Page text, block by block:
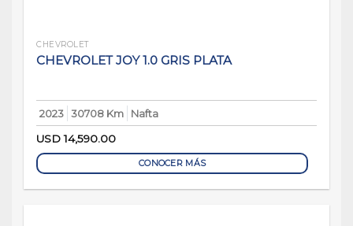
CHEVROLET
CHEVROLET JOY 1.0 GRIS PLATA
2023 30708 Km
Nafta
USD14,590.00
CONOCER MÁS